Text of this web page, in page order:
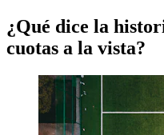
¿Qué dice la
cuotas a la vista?